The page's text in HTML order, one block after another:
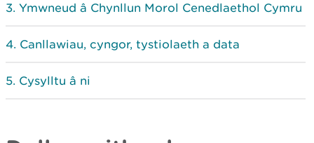
Ymwneud â Chynllun Morol Cenedlaethol Cymru
Canllawiau, cyngor, tystiolaeth a data
Cysylltu â ni